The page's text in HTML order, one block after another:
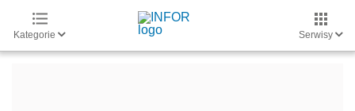
Kategorie Serwisy